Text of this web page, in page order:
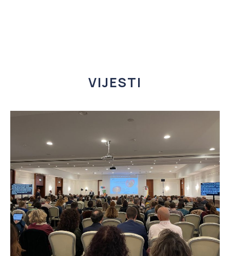
VIJESTI